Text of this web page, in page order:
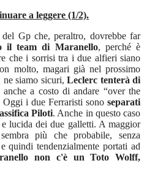
a leggere (1/2).
del Gp che, peraltro, dovrebbe far
il team di Maranello, perché è
che i sorrisi tra i due alfieri siano
molto, magari già nel prossimo
ne siamo sicuri, Leclerc tenterà di
anche a costo di andare “over the
i due Ferraristi sono separati
Piloti. Anche in questo caso
lucida dei due galletti. A maggior
più che probabile, senza
quindi tendenzialmente portati ad
non c'è un Toto Wolff,